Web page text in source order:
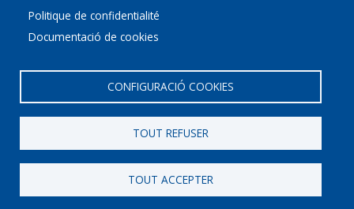
Politique de confidentialité
Documentació de cookies
CONFIGURACIÓ COOKIES
TOUT REFUSER
TOUT ACCEPTER
© 2022 Ajuntament La GarrigaAvis legal
Protecció de dades
Política de CookiesImplementat perPerception